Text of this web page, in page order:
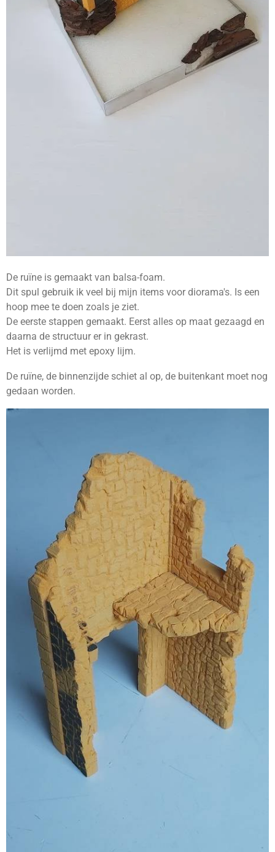
De ruïne is gemaakt van balsa-foam.
Dit spul gebruik ik veel bij mijn items voor diorama's. Is een
hoop mee te doen zoals je ziet.
De eerste stappen gemaakt. Eerst alles op maat gezaagd en
daarna de structuur er in gekrast.
Het is verlijmd met epoxy lijm.
De ruïne, de binnenzijde schiet al op, de buitenkant moet nog
gedaan worden.